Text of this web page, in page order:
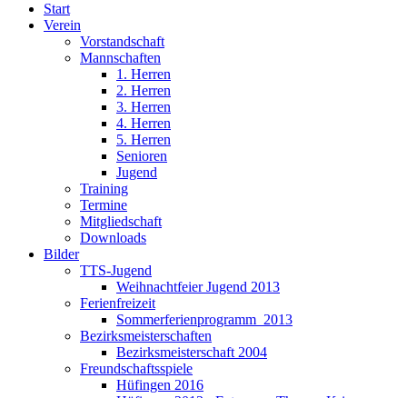
Start
Verein
Vorstandschaft
Mannschaften
1. Herren
2. Herren
3. Herren
4. Herren
5. Herren
Senioren
Jugend
Training
Termine
Mitgliedschaft
Downloads
Bilder
TTS-Jugend
Weihnachtfeier Jugend 2013
Ferienfreizeit
Sommerferienprogramm_2013
Bezirksmeisterschaften
Bezirksmeisterschaft 2004
Freundschaftsspiele
Hüfingen 2016